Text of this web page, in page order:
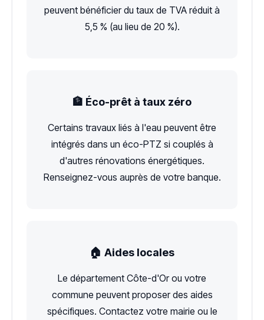
peuvent bénéficier du taux de TVA réduit à
5,5 % (au lieu de 20 %).
🏦 Éco-prêt à taux zéro
Certains travaux liés à l'eau peuvent être
intégrés dans un éco-PTZ si couplés à
d'autres rénovations énergétiques.
Renseignez-vous auprès de votre banque.
🏠 Aides locales
Le département Côte-d'Or ou votre
commune peuvent proposer des aides
spécifiques. Contactez votre mairie ou le